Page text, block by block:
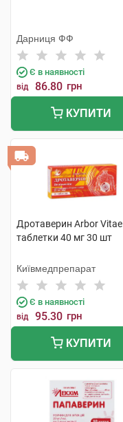
Дарниця ФФ
Є в наявності
від 86.80 грн
КУПИТИ
Дротаверин Arbor Vitae
таблетки 40 мг 30 шт
Київмедпрепарат
Є в наявності
від 95.30 грн
КУПИТИ